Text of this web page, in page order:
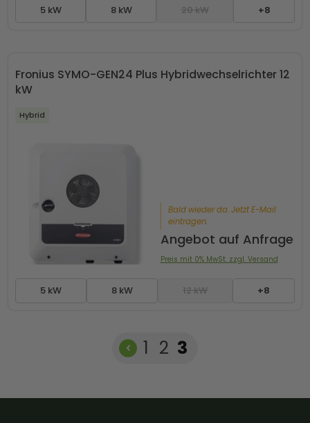
5 kW 8 kW 20 kW +8
Fronius SYMO-GEN24 Plus Hybridwechselrichter 12
kW
Hybrid
5 kW 8 kW 12 kW +8
Bald wieder da. Jetzt E-Mail
eintragen.
Angebot auf Anfrage
Preis mit 0% MwSt. zzgl. Versand
Seite
1 Seite
2 Seite
3